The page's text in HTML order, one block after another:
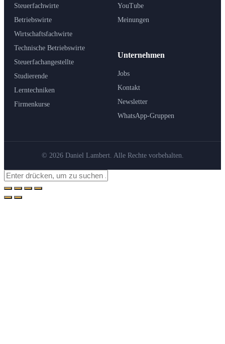
Steuerfachwirte
Betriebswirte
Wirtschaftsfachwirte
Technische Betriebswirte
Steuerfachangestellte
Studierende
Lerntechniken
Firmenkurse
YouTube
Meinungen
Unternehmen
Jobs
Kontakt
Newsletter
WhatsApp-Gruppen
© 2026 Daniel Lambert. Alle Rechte vorbehalten.